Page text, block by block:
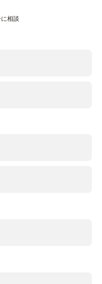
のトラフィックデー
リティクスを利用し
ては、以下のURLを
privacy
クッキーの利用を拒
ることができます。
gaoptout/
ッキングするための
相談